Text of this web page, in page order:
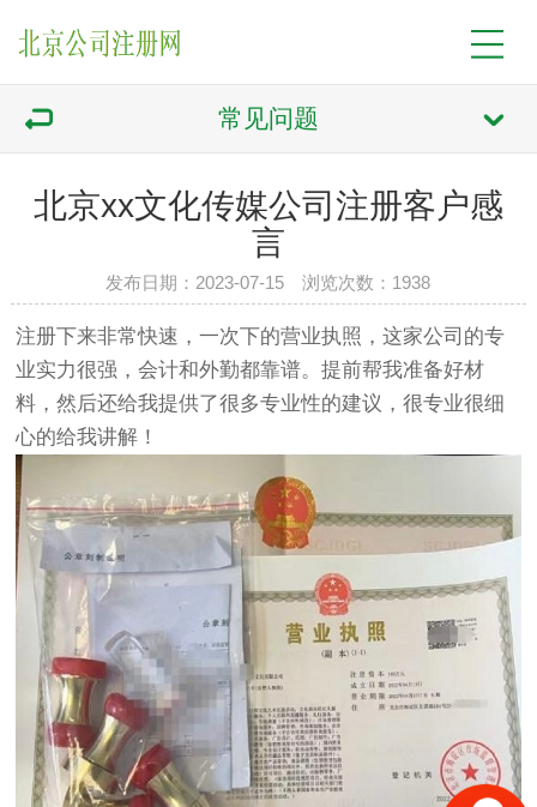
常见问题
北京xx文化传媒公司注册客户感
言
发布日期：2023-07-15 浏览次数：1938
注册下来非常快速，一次下的营业执照，这家公司的专
业实力很强，会计和外勤都靠谱。提前帮我准备好材
料，然后还给我提供了很多专业性的建议，很专业很细
心的给我讲解！